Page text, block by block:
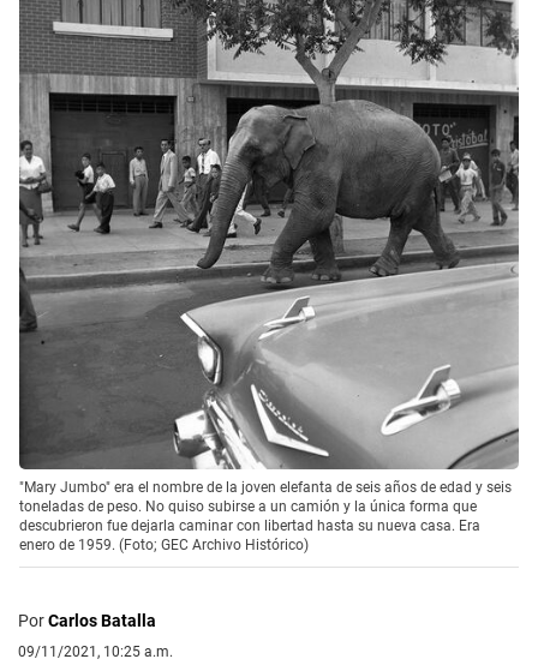
"Mary Jumbo" era el nombre de la joven elefanta de seis años de edad y seis
toneladas de peso. No quiso subirse a un camión y la única forma que
descubrieron fue dejarla caminar con libertad hasta su nueva casa. Era
enero de 1959. (Foto; GEC Archivo Histórico)
PorCarlos Batalla
09/11/2021, 10:25 a.m.